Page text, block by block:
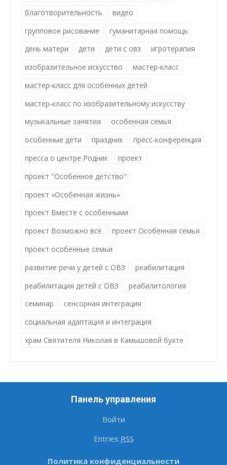
благотворительность
видео
групповое рисование
гуманитарная помощь
день матери
дети дети с овз
игротерапия
изобразительное искусство
мастер-класс
мастер-класс для особенных детей
мастер-класс по изобразительному искусству
музыкальные занятия
особенная семья
особенные дети
праздник
пресс-конференция
пресса о центре Родник
проект
проект "Особенное детство"
проект «Особенная жизнь»
проект Вместе с особенными
проект Возможно всё
проект Особенная семья
проект особенные семьи
развитие речи у детей с ОВЗ
реабилитация
реабилитация детей с ОВЗ
реабилитология
семинар
сенсорная интеграция
социальная адаптация и интеграция
храм Святителя Николая в Камышовой бухте
Панель управления
Войти
Entries RSS
Политика конфиденциальности